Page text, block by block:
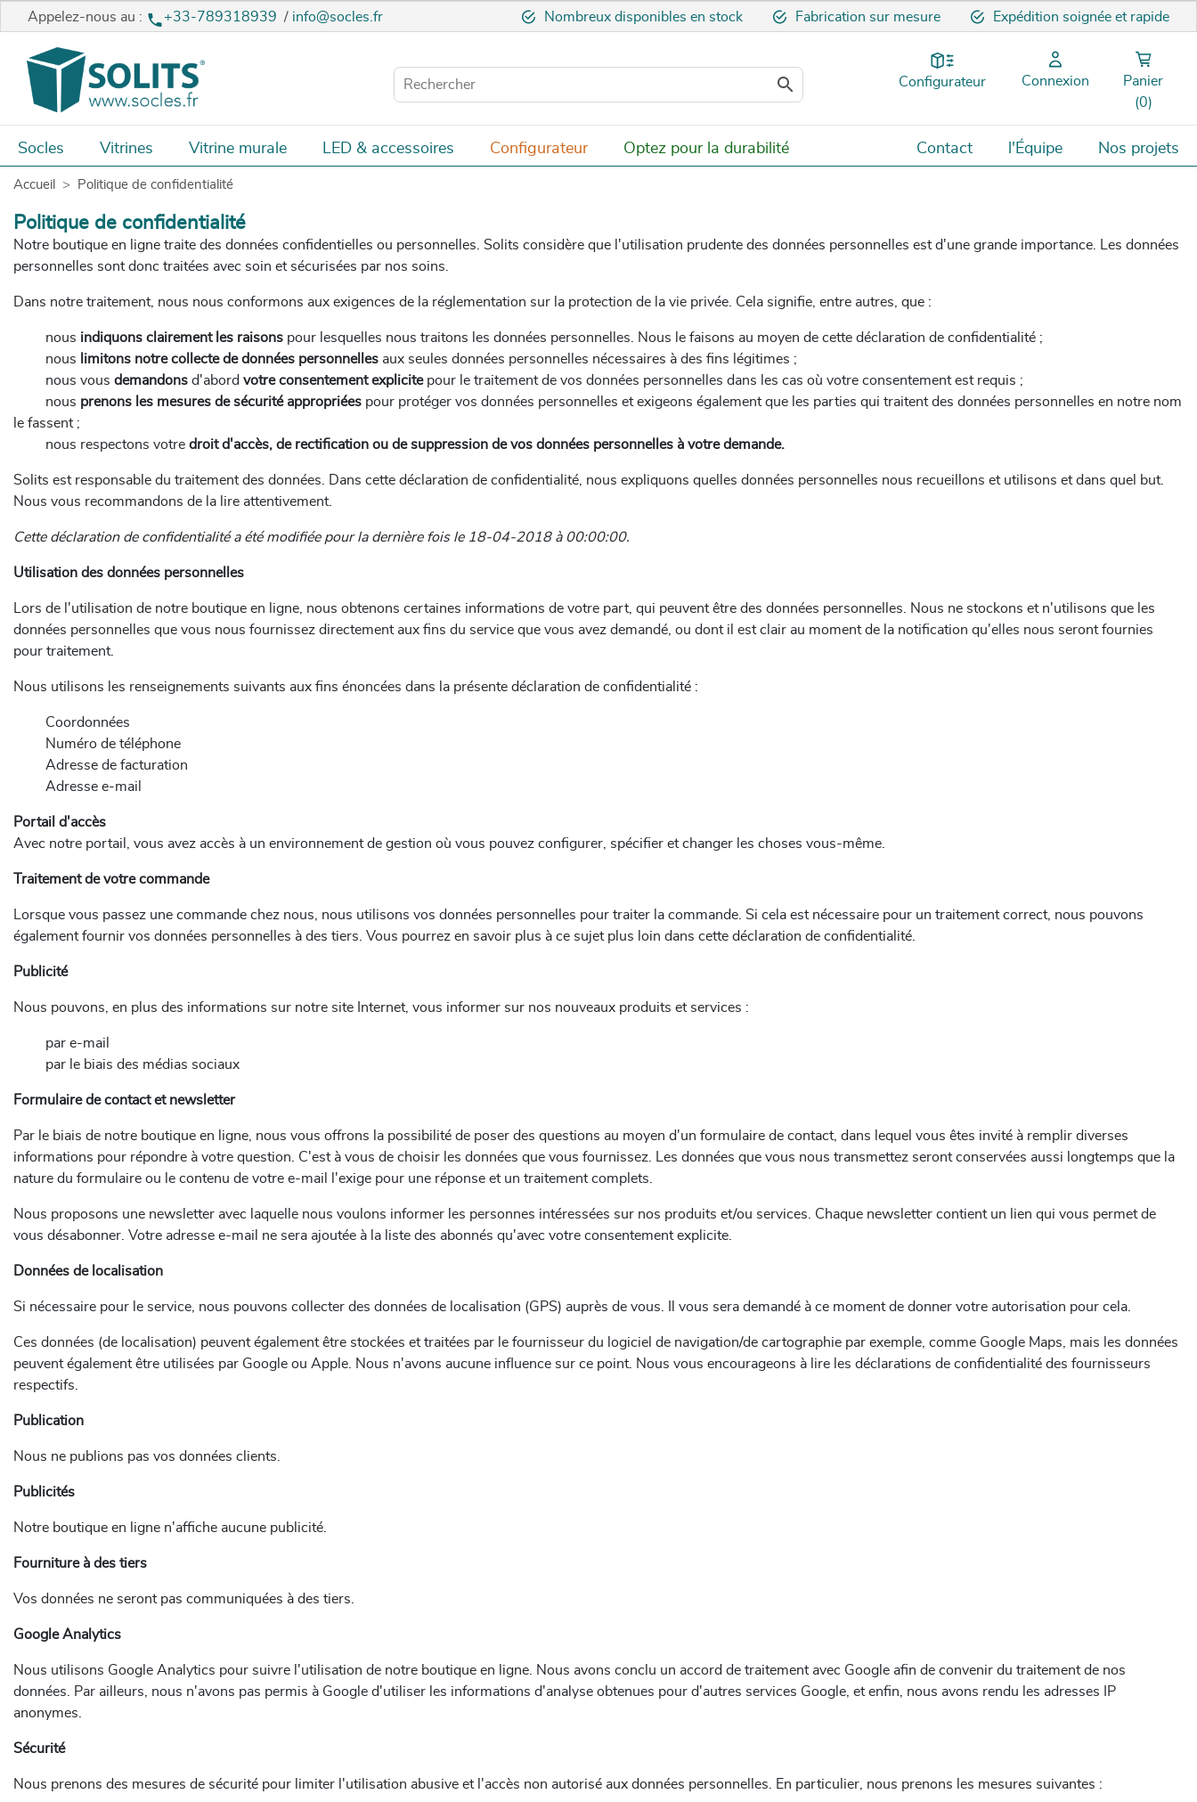
Appelez-nous au : +33-789318939 / info@socles.fr Nombreux disponibles en stock Fabrication sur mesure Expédition soignée et rapide
 Configurateur Connexion
Panier
(0)
Socles Vitrines Vitrine murale LED & accessoires Configurateur Nos projets
l'Équipe
Contact
Optez pour la durabilité
Accueil Politique de confidentialité
Politique de confidentialité
Notre boutique en ligne traite des données confidentielles ou personnelles. Solits considère que l'utilisation prudente des données personnelles est d'une grande importance. Les données
personnelles sont donc traitées avec soin et sécurisées par nos soins.
Dans notre traitement, nous nous conformons aux exigences de la réglementation sur la protection de la vie privée. Cela signifie, entre autres, que :
nous indiquons clairement les raisons pour lesquelles nous traitons les données personnelles. Nous le faisons au moyen de cette déclaration de confidentialité ;
nous
limitons notre collecte de données personnelles aux seules données personnelles nécessaires à des fins légitimes ;
nous vous demandons d'abord votre consentement explicitepour le traitement de vos données personnelles dans les cas où votre consentement est requis ;
nous prenons les mesures de sécurité appropriées pour protéger vos données personnelles et exigeons également que les parties qui traitent des données personnelles en notre nom
le fassent ;
nous respectons votre droit d'accès, de rectification ou de suppression de vos données personnelles à votre demande.
Solits est responsable du traitement des données. Dans cette déclaration de confidentialité, nous expliquons quelles données personnelles nous recueillons et utilisons et dans quel but.
Nous vous recommandons de la lire attentivement.
Cette déclaration de confidentialité a été modifiée pour la dernière fois le 18-04-2018 à 00:00:00.
Utilisation des données personnelles
Lors de l'utilisation de notre boutique en ligne, nous obtenons certaines informations de votre part, qui peuvent être des données personnelles. Nous ne stockons et n'utilisons que les
données personnelles que vous nous fournissez directement aux fins du service que vous avez demandé, ou dont il est clair au moment de la notification qu'elles nous seront fournies
pour traitement.
Nous utilisons les renseignements suivants aux fins énoncées dans la présente déclaration de confidentialité :
Coordonnées
Numéro de téléphone
Adresse de facturation
Adresse e-mail
Portail d'accès
Avec notre portail, vous avez accès à un environnement de gestion où vous pouvez configurer, spécifier et changer les choses vous-même.
Traitement de votre commande
Lorsque vous passez une commande chez nous, nous utilisons vos données personnelles pour traiter la commande. Si cela est nécessaire pour un traitement correct, nous pouvons
également fournir vos données personnelles à des tiers. Vous pourrez en savoir plus à ce sujet plus loin dans cette déclaration de confidentialité.
Publicité
Nous pouvons, en plus des informations sur notre site Internet, vous informer sur nos nouveaux produits et services :
par e-mail
par le biais des médias sociaux
Formulaire de contact et newsletter
Par le biais de notre boutique en ligne, nous vous offrons la possibilité de poser des questions au moyen d'un formulaire de contact, dans lequel vous êtes invité à remplir diverses
informations pour répondre à votre question. C'est à vous de choisir les données que vous fournissez. Les données que vous nous transmettez seront conservées aussi longtemps que la
nature du formulaire ou le contenu de votre e-mail l'exige pour une réponse et un traitement complets.
Nous proposons une newsletter avec laquelle nous voulons informer les personnes intéressées sur nos produits et/ou services. Chaque newsletter contient un lien qui vous permet de
vous désabonner. Votre adresse e-mail ne sera ajoutée à la liste des abonnés qu'avec votre consentement explicite.
Données de localisation
Si nécessaire pour le service, nous pouvons collecter des données de localisation (GPS) auprès de vous. Il vous sera demandé à ce moment de donner votre autorisation pour cela.
Ces données (de localisation) peuvent également être stockées et traitées par le fournisseur du logiciel de navigation/de cartographie par exemple, comme Google Maps, mais les données
peuvent également être utilisées par Google ou Apple. Nous n'avons aucune influence sur ce point. Nous vous encourageons à lire les déclarations de confidentialité des fournisseurs
respectifs.
Publication
Nous ne publions pas vos données clients.
Publicités
Notre boutique en ligne n'affiche aucune publicité.
Fourniture à des tiers
Vos données ne seront pas communiquées à des tiers.
Google Analytics
Nous utilisons Google Analytics pour suivre l'utilisation de notre boutique en ligne. Nous avons conclu un accord de traitement avec Google afin de convenir du traitement de nos
données. Par ailleurs, nous n'avons pas permis à Google d'utiliser les informations d'analyse obtenues pour d'autres services Google, et enfin, nous avons rendu les adresses IP
anonymes.
Sécurité
Nous prenons des mesures de sécurité pour limiter l'utilisation abusive et l'accès non autorisé aux données personnelles. En particulier, nous prenons les mesures suivantes :